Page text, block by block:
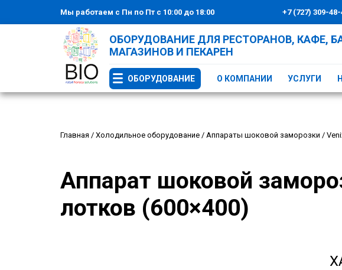
Мы работаем с Пн по Пт с 10:00 до 18:00 +7 (727) 309-48-
ОБОРУДОВАНИЕ ДЛЯ РЕСТОРАНОВ, КАФЕ,
МАГАЗИНОВ И ПЕКАРЕН
ОБОРУДОВАНИЕ О КОМПАНИИ УСЛУГИ
Главная / Холодильное оборудование / Аппараты шоковой заморозки /
Аппарат шоковой
лотков (600×400)